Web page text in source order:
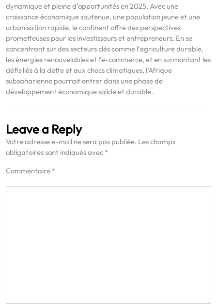
dynamique et pleine d’opportunités en 2025. Avec une
croissance économique soutenue, une population jeune et une
urbanisation rapide, le continent offre des perspectives
prometteuses pour les investisseurs et entrepreneurs. En se
concentrant sur des secteurs clés comme l’agriculture durable,
les énergies renouvelables et l’e-commerce, et en surmontant les
défis liés à la dette et aux chocs climatiques, l’Afrique
subsaharienne pourrait entrer dans une phase de
développement économique solide et durable.
Leave a Reply
Votre adresse e-mail ne sera pas publiée. Les champs
obligatoires sont indiqués avec *
Commentaire *